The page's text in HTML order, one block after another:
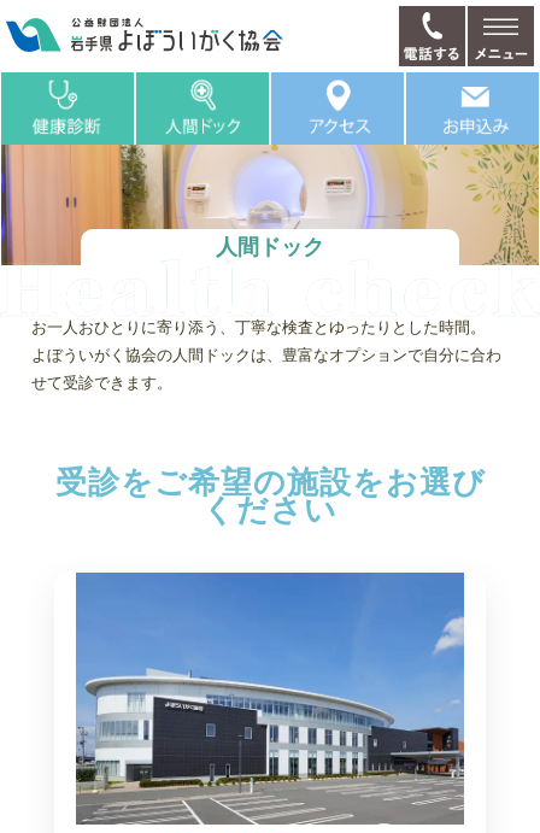
人間ドック
お一人おひとりに寄り添う、丁寧な検査とゆったりとした時間。
よぼういがく協会の人間ドックは、豊富なオプションで自分に合わ
せて受診できます。
受診をご希望の施設をお選び
ください